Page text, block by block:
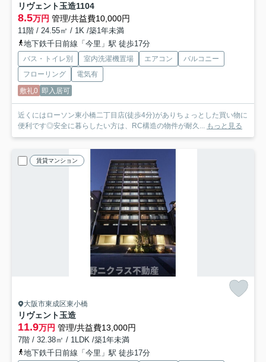
リヴェント玉造1104
8.5万円 管理/共益費10,000円
11階 / 24.55㎡ / 1K /築1年未満
地下鉄千日前線「今里」駅 徒歩17分
バス・トイレ別 室内洗濯機置場 エアコン
バルコニー
フローリング
電気有
敷礼0 即入居可
近くにはローソン東小橋二丁目店(徒歩4分)がありちょっとした買い物に
便利です◎安全に暮らしたい方は、RC構造の物件が耐久... もっと見る
賃貸マンション
大阪市東成区東小橋
リヴェント玉造
11.9万円 管理/共益費13,000円
7階 / 32.38㎡ / 1LDK /築1年未満
地下鉄千日前線「今里」駅 徒歩17分